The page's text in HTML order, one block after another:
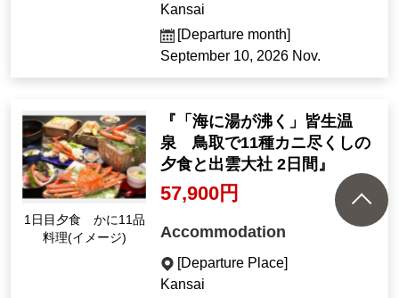
Kansai
[Departure month]
September 10, 2026 Nov.
1日目夕食 かに11品
料理(イメージ)
『「海に湯が沸く」皆生温
泉 鳥取で11種カニ尽くしの
夕食と出雲大社 2日間』
57,900円
Accommodation
[Departure Place]
Kansai